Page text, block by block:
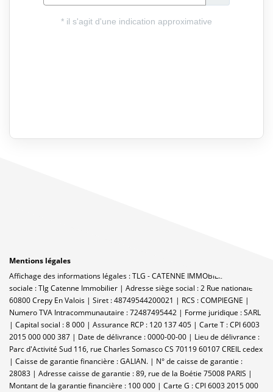
Mentions légales
Affichage des informations légales : TLG - CATENNE IMMOBILIER | Raison
sociale : Tlg Catenne Immobilier | Adresse siège social : 2 Rue nationale -
60800 Crepy En Valois | Siret : 48749544200021 | RCS : COMPIEGNE |
Numero TVA Intracommunautaire : 72487495442 | Forme juridique : SARL
| Capital social : 8 000 | Assurance RCP : 120 137 405 | Carte T : CPI 6003
2015 000 000 387 | Date de délivrance : 0000-00-00 | Lieu de délivrance :
Parc d'Activité Sud 116, rue Charles Somasco CS 70119 60107 CREIL cedex
| Caisse de garantie financière : GALIAN. | N° de caisse de garantie :
28083 | Adresse caisse de garantie : 89, rue de la Boétie 75008 PARIS |
Montant de la garantie financière : 100 000 | Carte G : CPI 6003 2015 000